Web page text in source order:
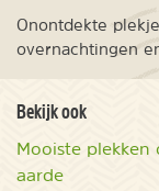
Onontdekte
overnachtingen
Bekijk ook
Mooiste plekken
aarde